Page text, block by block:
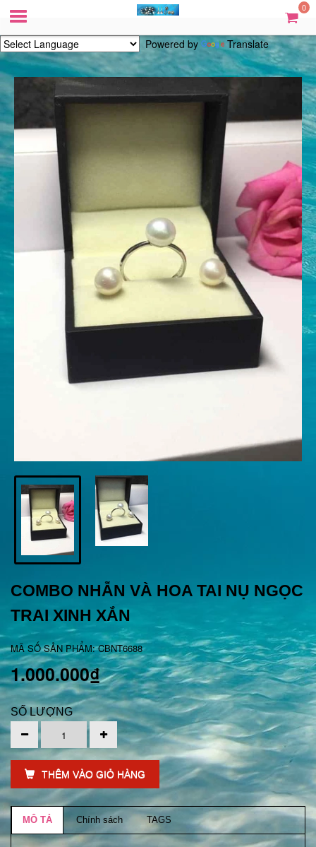
0
Powered by Translate
COMBO NHẪN VÀ HOA TAI NỤ NGỌC
TRAI XINH XẮN
MÃ SỐ SẢN PHẨM: CBNT6688
1.000.000₫
SỐ LƯỢNG
THÊM VÀO GIỎ HÀNG
MÔ TẢ Chính sách TAGS